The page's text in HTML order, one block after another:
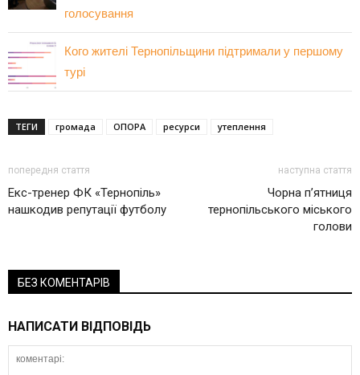
голосування
Кого жителі Тернопільщини підтримали у першому
турі
ТЕГИ громада ОПОРА ресурси утеплення
попередня стаття
Екс-тренер ФК «Тернопіль»
нашкодив репутації футболу
наступна стаття
Чорна п’ятниця
тернопільського міського
голови
БЕЗ КОМЕНТАРІВ
НАПИСАТИ ВІДПОВІДЬ